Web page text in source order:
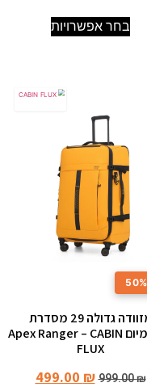
בחר אפשרויות
מזוודה גדולה 29 מסדרת
הפרימיום Apex Ranger – CABIN
FLUX
999.00₪
499.00 ₪